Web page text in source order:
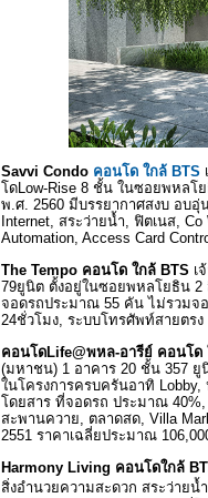
Savvi Condo คอนโด ใกล้ BTS
ด Low-Rise 8 ชั้น ในซอยพหลโ
พ.ศ. 2560 มีบรรยากาศสงบ อบอุ่
Internet, สระว่ายน้ำ ฟิตเนส ,
Automation, Access Card
The Tempo คอนโด ใกล้ BTS เ
79ูนิต ตั้งอยู่ในซอยพหลโยธิน 2
จอดรถประมาณ 55 คัน ไม่รวมจ
24ชั่วโมง ระบบโทรศัพท์สายตรง
คอนโดLife@พหล-อารีย์ คอนโด
(มหาชน) 1 อาคาร 20 ชั้น 357
นโครงการครบครันอาทิ
Lobby,
ดยสาร ที่จอดรถ ประมาณ
สะพานควา
ตลาดสด , Villa
2551 ราคาเฉลี่ยประมาณ 106
Harmony Living คอนโดใกล้
สิ่งอำนวยความสะดวก สระว่ายน้ำ